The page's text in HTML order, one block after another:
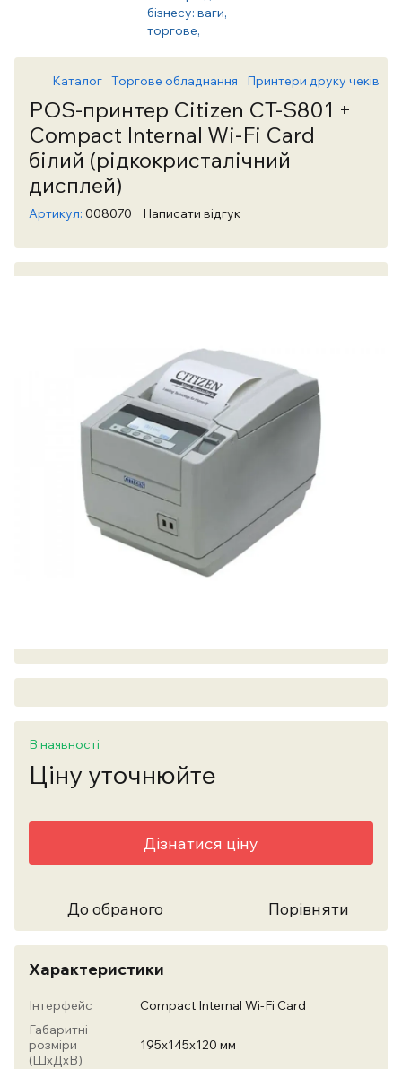
Каталог Торгове обладнання Принтери друку чеків
POS-принтер Citizen CT-S801 +
Compact Internal Wi-Fi Card
білий (рідкокристалічний
дисплей)
Артикул: 008070 Написати відгук
В наявності
Ціну уточнюйте
Дізнатися ціну
До обраного Порівняти
Характеристики
Інтерфейс
Compact Internal Wi-Fi Card
Габаритні
розміри
(ШхДхВ)
195х145х120 мм